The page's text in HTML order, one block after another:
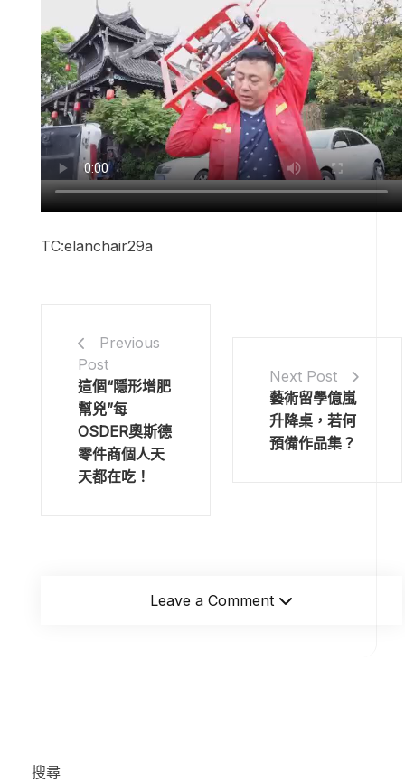
TC:elanchair29a
Previous
Post
這個“隱形增肥
幫兇”每
OSDER奧斯德
零件商個人天
天都在吃！
Next Post
藝術留學億嵐
升降桌，若何
預備作品集？
Leave a Comment
搜尋